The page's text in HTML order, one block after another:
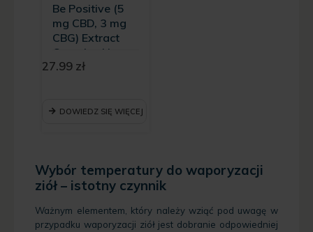
Be Positive (5
mg CBD, 3 mg
CBG) Extract
Complex Hemp
King - 15
27.99 zł
DOWIEDZ SIĘ WIĘCEJ
Wybór temperatury do waporyzacji
ziół – istotny czynnik
Ważnym elementem, który należy wziąć pod uwagę w
przypadku waporyzacji ziół jest dobranie odpowiedniej